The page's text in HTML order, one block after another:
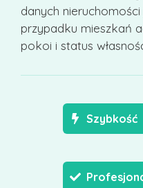
danych
przypadku mieszkań
pokoi i status
Szybkość